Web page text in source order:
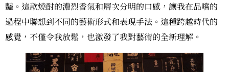
豔。這款燒酎的濃烈香氣和層次分明的口感，讓我在品嚐的
過程中聯想到不同的藝術形式和表現手法。這種跨越時代的
感覺，不僅令我放鬆，也激發了我對藝術的全新理解。